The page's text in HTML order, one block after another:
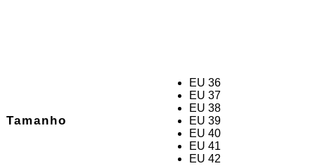
Tamanho
EU 36
EU 37
EU 38
EU 39
EU 40
EU 41
EU 42